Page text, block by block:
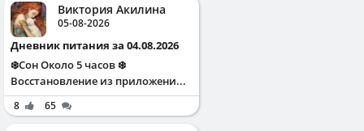
Виктория Акилина
05-08-2026
Дневник питания за 04.08.2026
❄️Сон Около 5 часов ❄️
Восстановление из приложени...
8 65